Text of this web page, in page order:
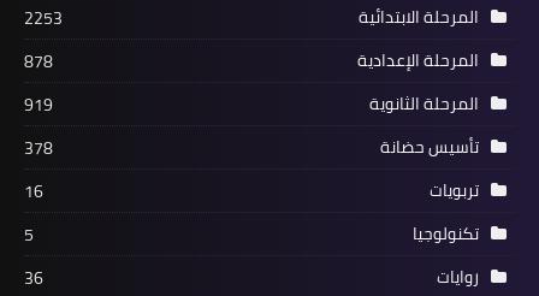
المرحلة الابتدائية
2253
المرحلة الإعدادية
878
المرحلة الثانوية
919
تأسيس حضانة
378
تربويات
16
تكنولوجيا
5
روايات
36